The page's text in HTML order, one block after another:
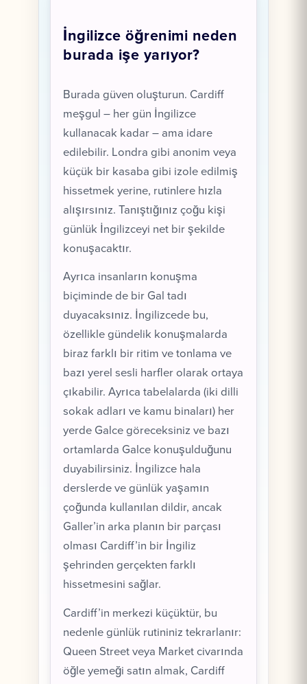
İngilizce öğrenimi neden
burada işe yarıyor?
Burada güven oluşturun. Cardiff
meşgul – her gün İngilizce
kullanacak kadar – ama idare
edilebilir. Londra gibi anonim veya
küçük bir kasaba gibi izole edilmiş
hissetmek yerine, rutinlere hızla
alışırsınız. Tanıştığınız çoğu kişi
günlük İngilizceyi net bir şekilde
konuşacaktır.
Ayrıca insanların konuşma
biçiminde de bir Gal tadı
duyacaksınız. İngilizcede bu,
özellikle gündelik konuşmalarda
biraz farklı bir ritim ve tonlama ve
bazı yerel sesli harfler olarak ortaya
çıkabilir. Ayrıca tabelalarda (iki dilli
sokak adları ve kamu binaları) her
yerde Galce göreceksiniz ve bazı
ortamlarda Galce konuşulduğunu
duyabilirsiniz. İngilizce hala
derslerde ve günlük yaşamın
çoğunda kullanılan dildir, ancak
Galler’in arka planın bir parçası
olması Cardiff’in bir İngiliz
şehrinden gerçekten farklı
hissetmesini sağlar.
Cardiff’in merkezi küçüktür, bu
nedenle günlük rutininiz tekrarlanır:
Queen Street veya Market civarında
öğle yemeği satın almak, Cardiff